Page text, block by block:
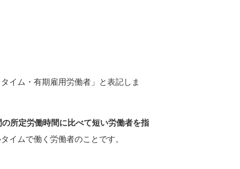
イム・有期雇用労働者」と表記しま
所定労働時間に比べて短い労働者を指
イムで働く労働者のことです。